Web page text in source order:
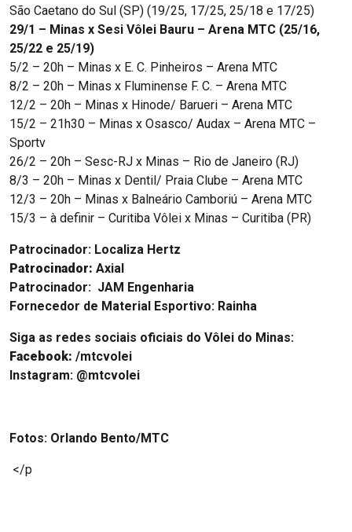
São Caetano do Sul (SP) (19/25, 17/25, 25/18 e 17/25)
29/1 – Minas x Sesi Vôlei Bauru – Arena MTC (25/16,
25/22 e 25/19)
5/2 – 20h – Minas x E. C. Pinheiros – Arena MTC
8/2 – 20h – Minas x Fluminense F. C. – Arena MTC
12/2 – 20h – Minas x Hinode/ Barueri – Arena MTC
15/2 – 21h30 – Minas x Osasco/ Audax – Arena MTC –
Sportv
26/2 – 20h – Sesc-RJ x Minas – Rio de Janeiro (RJ)
8/3 – 20h – Minas x Dentil/ Praia Clube – Arena MTC
12/3 – 20h – Minas x Balneário Camboriú – Arena MTC
15/3 – à definir – Curitiba Vôlei x Minas – Curitiba (PR)
Patrocinador: Localiza Hertz
Patrocinador: Axial
Patrocinador: JAM Engenharia
Fornecedor de Material Esportivo: Rainha
Siga as redes sociais oficiais do Vôlei do Minas:
Facebook: /mtcvolei
Instagram: @mtcvolei
Fotos: Orlando Bento/MTC
</p